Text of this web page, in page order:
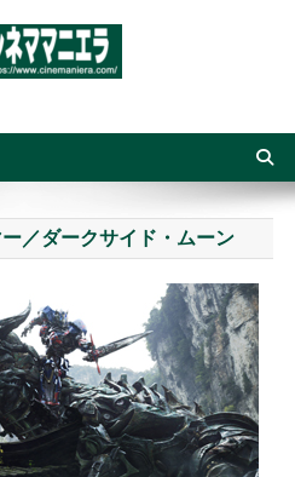
／ダークサイド・ムーン